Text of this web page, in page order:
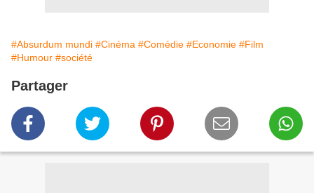
#Absurdum mundi #Cinéma #Comédie #Economie #Film
#Humour #société
Partager